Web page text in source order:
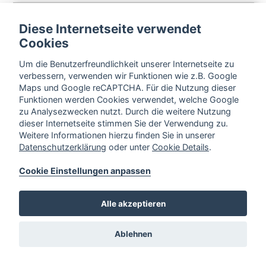
Diese Internetseite verwendet
Cookies
Um die Benutzerfreundlichkeit unserer Internetseite zu
verbessern, verwenden wir Funktionen wie z.B. Google
Maps und Google reCAPTCHA. Für die Nutzung dieser
Funktionen werden Cookies verwendet, welche Google
zu Analysezwecken nutzt. Durch die weitere Nutzung
dieser Internetseite stimmen Sie der Verwendung zu.
Weitere Informationen hierzu finden Sie in unserer
Datenschutzerklärung oder unter Cookie Details.
Cookie Einstellungen anpassen
Alle akzeptieren
Ablehnen